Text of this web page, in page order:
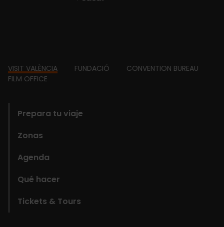
Footer
VISIT VALÈNCIA FUNDACIÓ
CONVENTION BUREAU
FILM OFFICE
Prepara tu viaje
Zonas
Agenda
Qué hacer
Tickets & Tours